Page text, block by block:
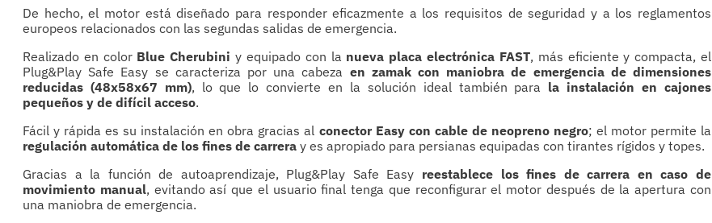
De hecho, el motor está diseñado para responder eficazmente a los requisitos de seguridad y a los reglamentos
europeos relacionados con las segundas salidas de emergencia.
Realizado en color Blue Cherubini y equipado con la nueva placa electrónica FAST, más eficiente y compacta, el
Plug&Play Safe Easy se caracteriza por una cabeza en zamak con maniobra de emergencia de dimensiones
reducidas (48x58x67 mm), lo que lo convierte en la solución ideal también para la instalación en cajones
pequeños y de difícil acceso.
Fácil y rápida es su instalación en obra gracias al conector Easy con cable de neopreno negro; el motor permite la
regulación automática de los fines de carrera y es apropiado para persianas equipadas con tirantes rígidos y topes.
Gracias a la función de autoaprendizaje, Plug&Play Safe Easy reestablece los fines de carrera en caso de
movimiento manual, evitando así que el usuario final tenga que reconfigurar el motor después de la apertura con
una maniobra de emergencia.